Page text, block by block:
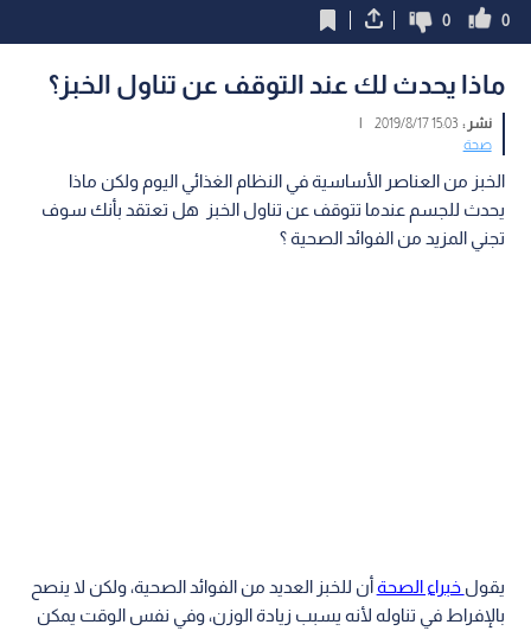
0
0
ماذا يحدث لك عند التوقف عن تناول الخبز؟
نشر :15:03 2019/8/17
|
صحة
الخبز من العناصر الأساسية في النظام الغذائي اليوم ولكن ماذا
يحدث للجسم عندما تتوقف عن تناول الخبز هل تعتقد بأنك سوف
تجني المزيد من الفوائد الصحية ؟
يقول خبراء الصحةأن للخبز العديد من الفوائد الصحية، ولكن لا ينصح
بالإفراط في تناوله لأنه يسبب زيادة الوزن، وفي نفس الوقت يمكن